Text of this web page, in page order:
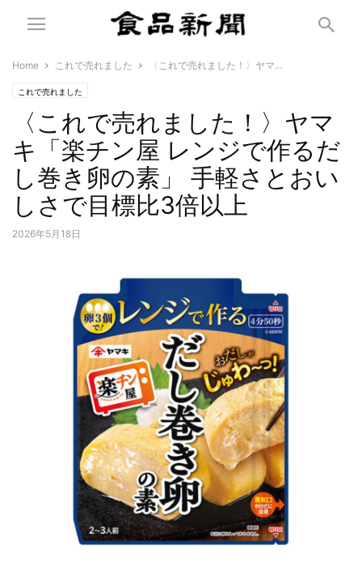
Home これで売れました 〈これで売れました！〉ヤマ...
これで売れました
〈これで売れました！〉ヤマ
キ「楽チン屋 レンジで作るだ
し巻き卵の素」 手軽さとおい
しさで目標比3倍以上
2026年5月18日